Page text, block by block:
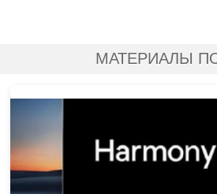
МАТЕРИАЛЫ